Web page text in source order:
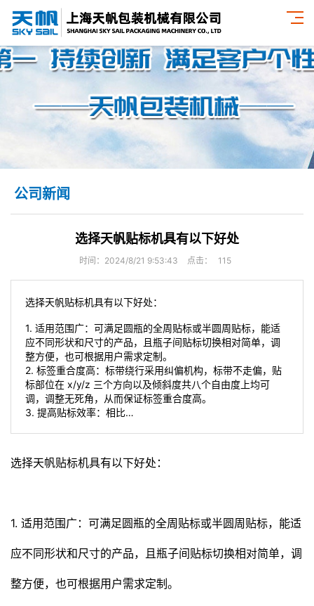
公司新闻
选择天帆贴标机具有以下好处
时间：2024/8/21 9:53:43 点击： 115
选择天帆贴标机具有以下好处：
1. 适用范围广：可满足圆瓶的全周贴标或半圆周贴标，能适
应不同形状和尺寸的产品，且瓶子间贴标切换相对简单，调
整方便，也可根据用户需求定制。
2. 标签重合度高：标带绕行采用纠偏机构，标带不走偏，贴
标部位在 x/y/z 三个方向以及倾斜度共八个自由度上均可
调，调整无死角，从而保证标签重合度高。
3. 提高贴标效率：相比…
选择天帆贴标机具有以下好处：
1. 适用范围广：可满足圆瓶的全周贴标或半圆周贴标，能适
应不同形状和尺寸的产品，且瓶子间贴标切换相对简单，调
整方便，也可根据用户需求定制。